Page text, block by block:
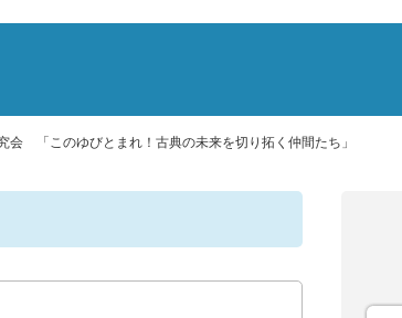
会 「このゆびとまれ！古典の未来を切り拓く仲間たち」